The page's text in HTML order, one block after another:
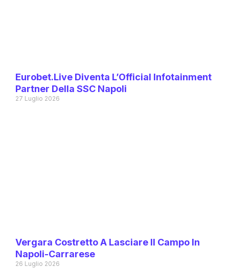
Eurobet.live Diventa L’Official Infotainment
Partner Della SSC Napoli
27 Luglio 2026
Vergara Costretto A Lasciare Il Campo In
Napoli-Carrarese
26 Luglio 2026